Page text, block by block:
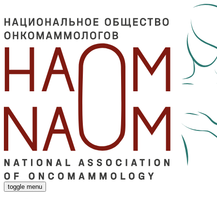
toggle menu